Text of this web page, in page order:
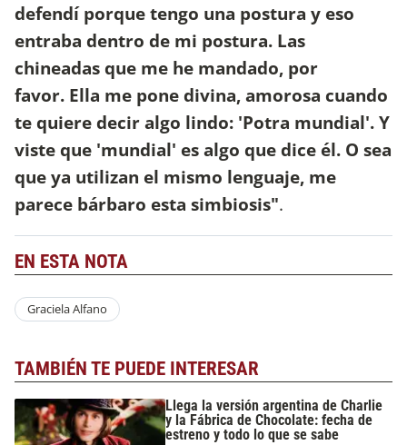
defendí porque tengo una postura y eso
entraba dentro de mi postura. Las
chineadas que me he mandado, por
favor. Ella me pone divina, amorosa cuando
te quiere decir algo lindo: 'Potra mundial'. Y
viste que 'mundial' es algo que dice él. O sea
que ya utilizan el mismo lenguaje, me
parece bárbaro esta simbiosis".
EN ESTA NOTA
Graciela Alfano
TAMBIÉN TE PUEDE INTERESAR
Llega la versión argentina de Charlie
y la Fábrica de Chocolate: fecha de
estreno y todo lo que se sabe